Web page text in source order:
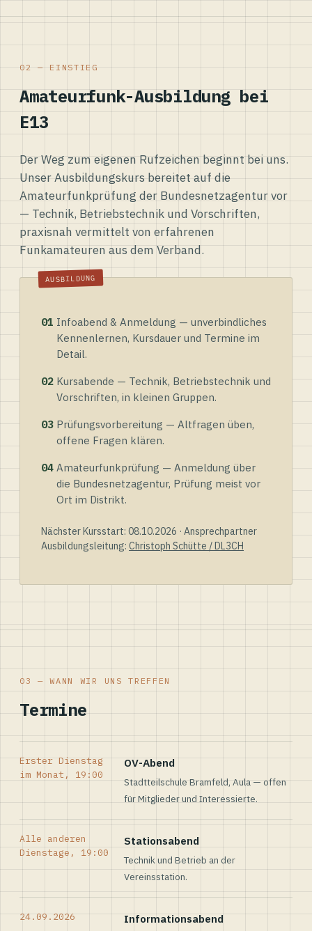
02 — EINSTIEG
Amateurfunk-Ausbildung bei
E13
Der Weg zum eigenen Rufzeichen beginnt bei uns.
Unser Ausbildungskurs bereitet auf die
Amateurfunkprüfung der Bundesnetzagentur vor
— Technik, Betriebstechnik und Vorschriften,
praxisnah vermittelt von erfahrenen
Funkamateuren aus dem Verband.
01 Infoabend & Anmeldung — unverbindliches
Kennenlernen, Kursdauer und Termine im
Detail.
02 Kursabende — Technik, Betriebstechnik und
Vorschriften, in kleinen Gruppen.
03 Prüfungsvorbereitung — Altfragen üben,
offene Fragen klären.
04 Amateurfunkprüfung — Anmeldung über
die Bundesnetzagentur, Prüfung meist vor
Ort im Distrikt.
Nächster Kursstart: 08.10.2026 · Ansprechpartner
Ausbildungsleitung: Christoph Schütte / DL3CH
03 — WANN WIR UNS TREFFEN
Termine
Erster Dienstag
im Monat, 19:00
OV-Abend
Stadtteilschule Bramfeld, Aula — offen
für Mitglieder und Interessierte.
Alle anderen
Dienstage, 19:00
Stationsabend
Technik und Betrieb an der
Vereinsstation.
24.09.2026 Informationsabend